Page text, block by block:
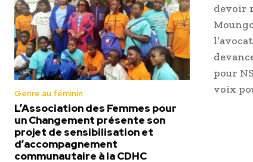
Genre au féminin
L’Association des Femmes pour
un Changement présente son
projet de sensibilisation et
d’accompagnement
communautaire à la CDHC
devoir
pour
voix